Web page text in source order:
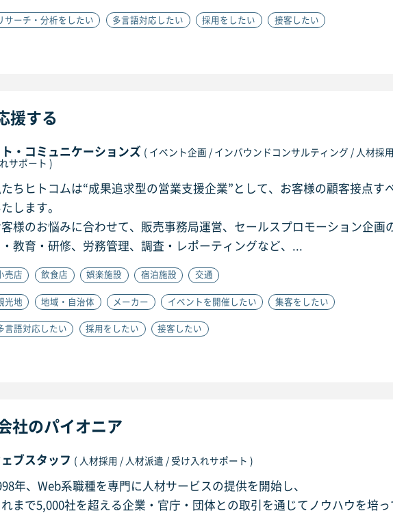
サーチ・分析をしたい 多言語対応したい 採用をしたい 接客したい
援する
・コミュニケーションズ ( イベント企画 / インバウンドコンサルティング / 人材採
サポート )
ちヒトコムは“成果追求型の営業支援企業”として、お客様の顧客接点す
します。
様のお悩みに合わせて、販売事務局運営、セールスプロモーション企画
教育・研修、労務管理、調査・レポーティングなど、...
売店 飲食店 娯楽施設 宿泊施設 交通
光地 地域・自治体 メーカー イベントを開催したい 集客をしたい
言語対応したい 採用をしたい 接客したい
社のパイオニア
ブスタッフ ( 人材採用 / 人材派遣 / 受け入れサポート )
年、Web系職種を専門に人材サービスの提供を開始し、
まで5,000社を超える企業・官庁・団体との取引を通じてノウハウを培っ